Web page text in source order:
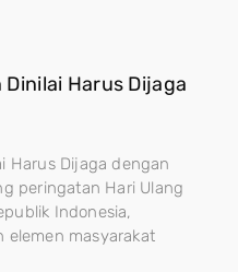
Harus Dijaga
Harus Dijaga dengan
peringatan Hari Ulang
Indonesia,
elemen masyarakat